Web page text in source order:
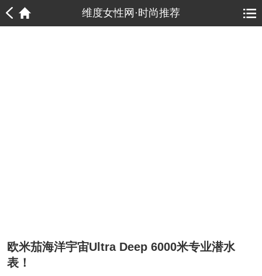
维度女性网·时尚推荐
欧米茄海洋宇宙Ultra Deep 6000米专业潜水
表！
1 1